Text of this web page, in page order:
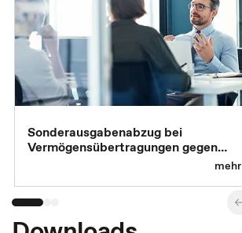
Sonderausgabenabzug bei
Vermögensübertragungen gegen
mehr